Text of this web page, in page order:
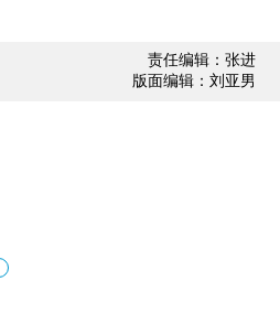
责任编辑：张进
版面编辑：刘亚男